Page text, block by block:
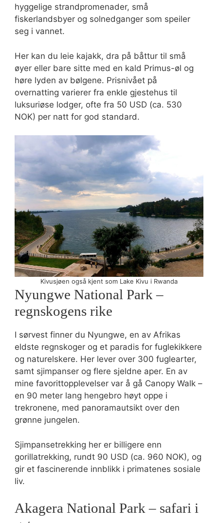
hyggelige strandpromenader, små
fiskerlandsbyer og solnedganger som speiler
seg i vannet.
Her kan du leie kajakk, dra på båttur til små
øyer eller bare sitte med en kald Primus-øl og
høre lyden av bølgene. Prisnivået på
overnatting varierer fra enkle gjestehus til
luksuriøse lodger, ofte fra 50 USD (ca. 530
NOK) per natt for god standard.
Kivusjøen også kjent som Lake Kivu i Rwanda
Nyungwe National Park –
regnskogens rike
I sørvest finner du Nyungwe, en av Afrikas
eldste regnskoger og et paradis for fuglekikkere
og naturelskere. Her lever over 300 fuglearter,
samt sjimpanser og flere sjeldne aper. En av
mine favorittopplevelser var å gå Canopy Walk –
en 90 meter lang hengebro høyt oppe i
trekronene, med panoramautsikt over den
grønne jungelen.
Sjimpansetrekking her er billigere enn
gorillatrekking, rundt 90 USD (ca. 960 NOK), og
gir et fascinerende innblikk i primatenes sosiale
liv.
Akagera National Park – safari i